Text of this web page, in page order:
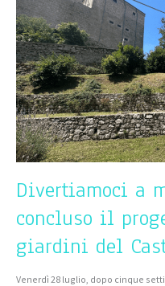
Divertiamoci a
concluso il
giardini del
Venerdì 28 luglio, dopo cinque
futuro:
concluso
il
progetto
estivo
nei
giardini
del
Castello
di
Gemona